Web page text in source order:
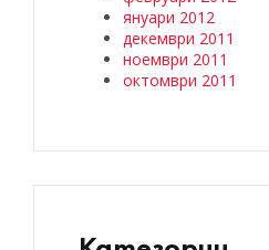
януари 2012
декември 2011
ноември 2011
октомври 2011